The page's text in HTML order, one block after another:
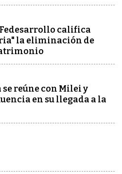
califica
la eliminación de
reúne con Milei y
en su llegada a la